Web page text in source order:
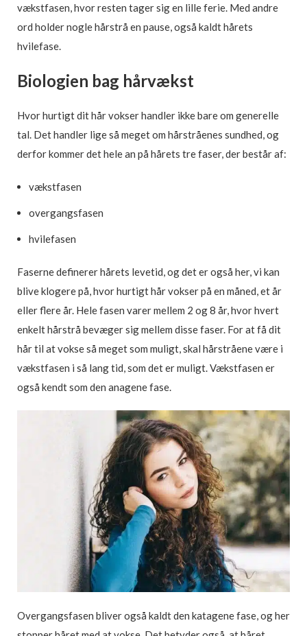
vækstfasen, hvor resten tager sig en lille ferie. Med andre
ord holder nogle hårstrå en pause, også kaldt hårets
hvilefase.
Biologien bag hårvækst
Hvor hurtigt dit hår vokser handler ikke bare om generelle
tal. Det handler lige så meget om hårstråenes sundhed, og
derfor kommer det hele an på hårets tre faser, der består af:
vækstfasen
overgangsfasen
hvilefasen
Faserne definerer hårets levetid, og det er også her, vi kan
blive klogere på, hvor hurtigt hår vokser på en måned, et år
eller flere år. Hele fasen varer mellem 2 og 8 år, hvor hvert
enkelt hårstrå bevæger sig mellem disse faser. For at få dit
hår til at vokse så meget som muligt, skal hårstråene være i
vækstfasen i så lang tid, som det er muligt. Vækstfasen er
også kendt som den anagene fase.
Overgangsfasen bliver også kaldt den katagene fase, og her